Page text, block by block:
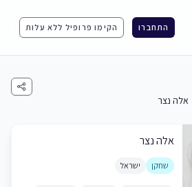
התחברו הקימו פרופיל ללא עלות
אלה נצר
אלה נצר
שחקן ישראל